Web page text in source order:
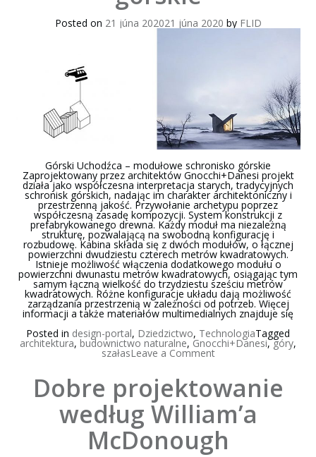
Posted on 21 júna 202021 júna 2020 by FLID
Górski Uchodźca – modułowe schronisko górskie
Zaprojektowany przez architektów Gnocchi+Danesi projekt
działa jako współczesna interpretacja starych, tradycyjnych
schronisk górskich, nadając im charakter architektoniczny i
przestrzenną jakość. Przywołanie archetypu poprzez
współczesną zasadę kompozycji. System konstrukcji z
prefabrykowanego drewna. Każdy moduł ma niezależną
strukturę, pozwalającą na swobodną konfigurację i
rozbudowę. Kabina składa się z dwóch modułów, o łącznej
powierzchni dwudziestu czterech metrów kwadratowych.
Istnieje możliwość włączenia dodatkowego modułu o
powierzchni dwunastu metrów kwadratowych, osiągając tym
samym łączną wielkość do trzydziestu sześciu metrów
kwadratowych. Różne konfiguracje układu dają możliwość
zarządzania przestrzenią w zależności od potrzeb. Więcej
informacji a także materiałów multimedialnych znajduje się
Posted in design-portal, Dziedzictwo, TechnologiaTagged
architektura, budownictwo naturalne, Gnocchi+Danesi,góry,
szałasLeave a Commenton
–
modułowe
schronisko
górskie
Dobre projektowanie
według William’a
McDonough